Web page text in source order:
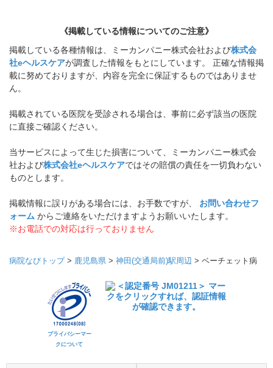
《掲載している情報についてのご注意》
掲載している各種情報は、ミーカンパニー株式会社および株式会
社eヘルスケアが調査した情報をもとにしています。 正確な情報掲
載に努めておりますが、内容を完全に保証するものではありませ
ん。
掲載されている医院を受診される場合は、事前に必ず該当の医院
に直接ご確認ください。
当サービスによって生じた損害について、ミーカンパニー株式会
社および株式会社eヘルスケアではその賠償の責任を一切負わない
ものとします。
掲載情報に誤りがある場合には、お手数ですが、 お問い合わせフ
ォーム からご連絡をいただけますようお願いいたします。
※お電話での対応は行っておりません
病院なびトップ> 鹿児島県 > 神田(交通局前)駅周辺 > ベーチェット病
プライバシーマー
クについて